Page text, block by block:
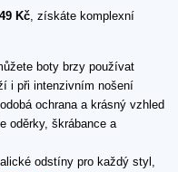
Kč, získáte komplexní
boty brzy používat
i při intenzivním nošení
ochrana a krásný vzhled
oděrky, škrábance a
odstíny pro každý styl,